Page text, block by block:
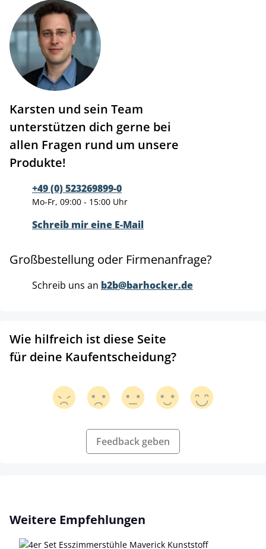
Karsten und sein Team
unterstützen dich gerne bei
allen Fragen rund um unsere
Produkte!
+49 (0) 523269899-0
Mo-Fr, 09:00 - 15:00 Uhr
Schreib mir eine E-Mail
Großbestellung oder Firmenanfrage?
Schreib uns an b2b@barhocker.de
Wie hilfreich ist diese Seite
für deine Kaufentscheidung?
Feedback geben
Produktgalerie überspringen
Weitere Empfehlungen